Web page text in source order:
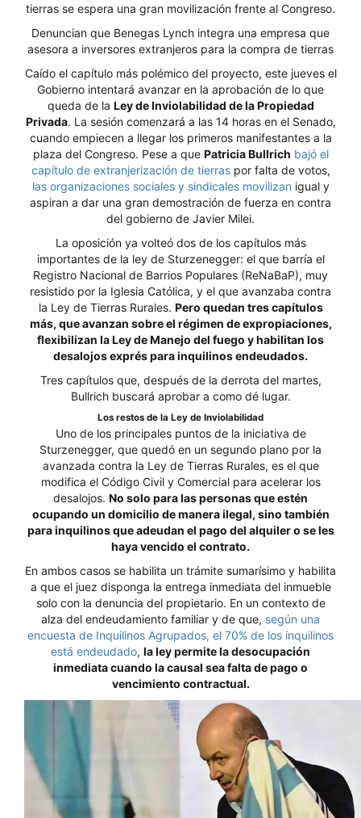
tierras se espera una gran movilización frente al Congreso.
Denuncian que Benegas Lynch integra una empresa que
asesora a inversores extranjeros para la compra de tierras
Caído el capítulo más polémico del proyecto, este jueves el
Gobierno intentará avanzar en la aprobación de lo que
queda de la Ley de Inviolabilidad de la Propiedad
Privada. La sesión comenzará a las 14 horas en el Senado,
cuando empiecen a llegar los primeros manifestantes a la
plaza del Congreso. Pese a que Patricia Bullrich bajó el
capítulo de extranjerización de tierraspor falta de votos,
las organizaciones sociales y sindicales movilizan igual y
aspiran a dar una gran demostración de fuerza en contra
del gobierno de Javier Milei.
La oposición ya volteó dos de los capítulos más
importantes de la ley de Sturzenegger: el que barría el
Registro Nacional de Barrios Populares (ReNaBaP), muy
resistido por la Iglesia Católica, y el que avanzaba contra
la Ley de Tierras Rurales. Pero quedan tres capítulos
más, que avanzan sobre el régimen de expropiaciones,
flexibilizan la Ley de Manejo del fuego y habilitan los
desalojos exprés para inquilinos endeudados.
Tres capítulos que, después de la derrota del martes,
Bullrich buscará aprobar a como dé lugar.
Los restos de la Ley de Inviolabilidad
Uno de los principales puntos de la iniciativa de
Sturzenegger, que quedó en un segundo plano por la
avanzada contra la Ley de Tierras Rurales, es el que
modifica el Código Civil y Comercial para acelerar los
desalojos. No solo para las personas que estén
ocupando un domicilio de manera ilegal, sino también
para inquilinos que adeudan el pago del alquiler o se les
haya vencido el contrato.
En ambos casos se habilita un trámite sumarísimo y habilita
a que el juez disponga la entrega inmediata del inmueble
solo con la denuncia del propietario. En un contexto de
alza del endeudamiento familiar y de que, según una
encuesta de Inquilinos Agrupados, el 70% de los inquilinos
está endeudado, la ley permite la desocupación
inmediata cuando la causal sea falta de pago o
vencimiento contractual.